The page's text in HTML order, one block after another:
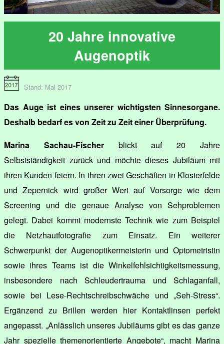
20 Jahre innovative
Augenoptik
Stand: Mai 2017
Das Auge ist eines unserer wichtigsten Sinnesorgane.
Deshalb bedarf es von Zeit zu Zeit einer Überprüfung.
Marina Sachau-Fischerblickt auf 20 Jahre
Selbstständigkeit zurück und möchte dieses Jubiläum mit
ihren Kunden feiern. In ihren zwei Geschäften in Klosterfelde
und Zepernick wird großer Wert auf Vorsorge wie dem
Screening und die genaue Analyse von Sehproblemen
gelegt. Dabei kommt modernste Technik wie zum Beispiel
die Netzhautfotografie zum Einsatz. Ein weiterer
Schwerpunkt der Augenoptikermeisterin und Optometristin
sowie ihres Teams ist die Winkelfehlsichtigkeitsmessung,
insbesondere nach Schleudertrauma und Schlaganfall,
sowie bei Lese-Rechtschreibschwäche und „Seh-Stress“.
Ergänzend zu Brillen werden hier Kontaktlinsen perfekt
angepasst. „Anlässlich unseres Jubiläums gibt es das ganze
Jahr spezielle themenorientierte Angebote“, macht Marina